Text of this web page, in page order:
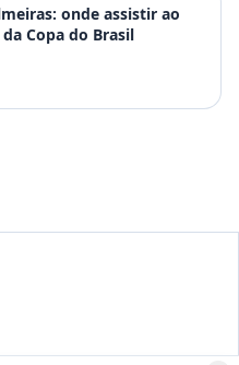
onde assistir ao
Copa do Brasil